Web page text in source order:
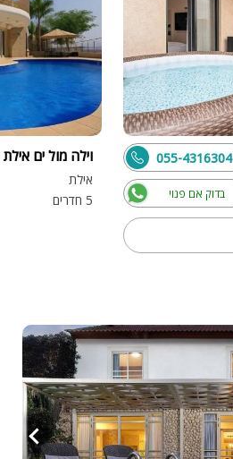
בדוק אם פנוי
055-4316304 וילה מול ים אילת
אילת
5 חדרים